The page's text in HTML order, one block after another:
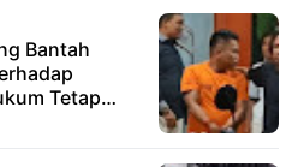
Bantah
Tetap